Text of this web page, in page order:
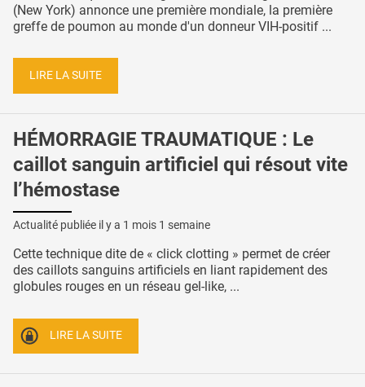
(New York) annonce une première mondiale, la première
greffe de poumon au monde d'un donneur VIH-positif ...
LIRE LA SUITE
HÉMORRAGIE TRAUMATIQUE : Le
caillot sanguin artificiel qui résout vite
l’hémostase
Actualité publiée il y a 1 mois 1 semaine
Cette technique dite de « click clotting » permet de créer
des caillots sanguins artificiels en liant rapidement des
globules rouges en un réseau gel-like, ...
LIRE LA SUITE